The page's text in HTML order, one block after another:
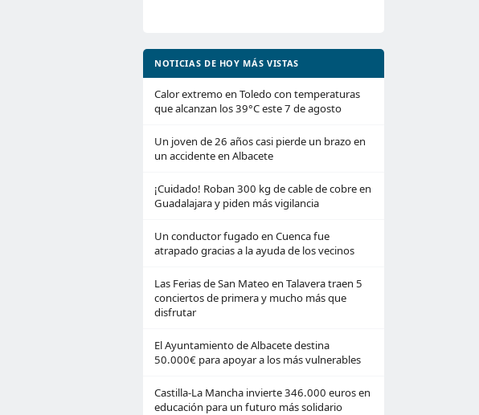
NOTICIAS DE HOY MÁS VISTAS
Calor extremo en Toledo con temperaturas
que alcanzan los 39°C este 7 de agosto
Un joven de 26 años casi pierde un brazo en
un accidente en Albacete
¡Cuidado! Roban 300 kg de cable de cobre en
Guadalajara y piden más vigilancia
Un conductor fugado en Cuenca fue
atrapado gracias a la ayuda de los vecinos
Las Ferias de San Mateo en Talavera traen 5
conciertos de primera y mucho más que
disfrutar
El Ayuntamiento de Albacete destina
50.000€ para apoyar a los más vulnerables
Castilla-La Mancha invierte 346.000 euros en
educación para un futuro más solidario